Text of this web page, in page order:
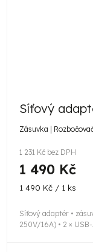
Síťový
Zásuvka |
1 231 Kč bez DPH
1 490 Kč
Měrná
1 490 Kč / 1 ks
Síťový adaptér •
250V/16A) • 2 ×